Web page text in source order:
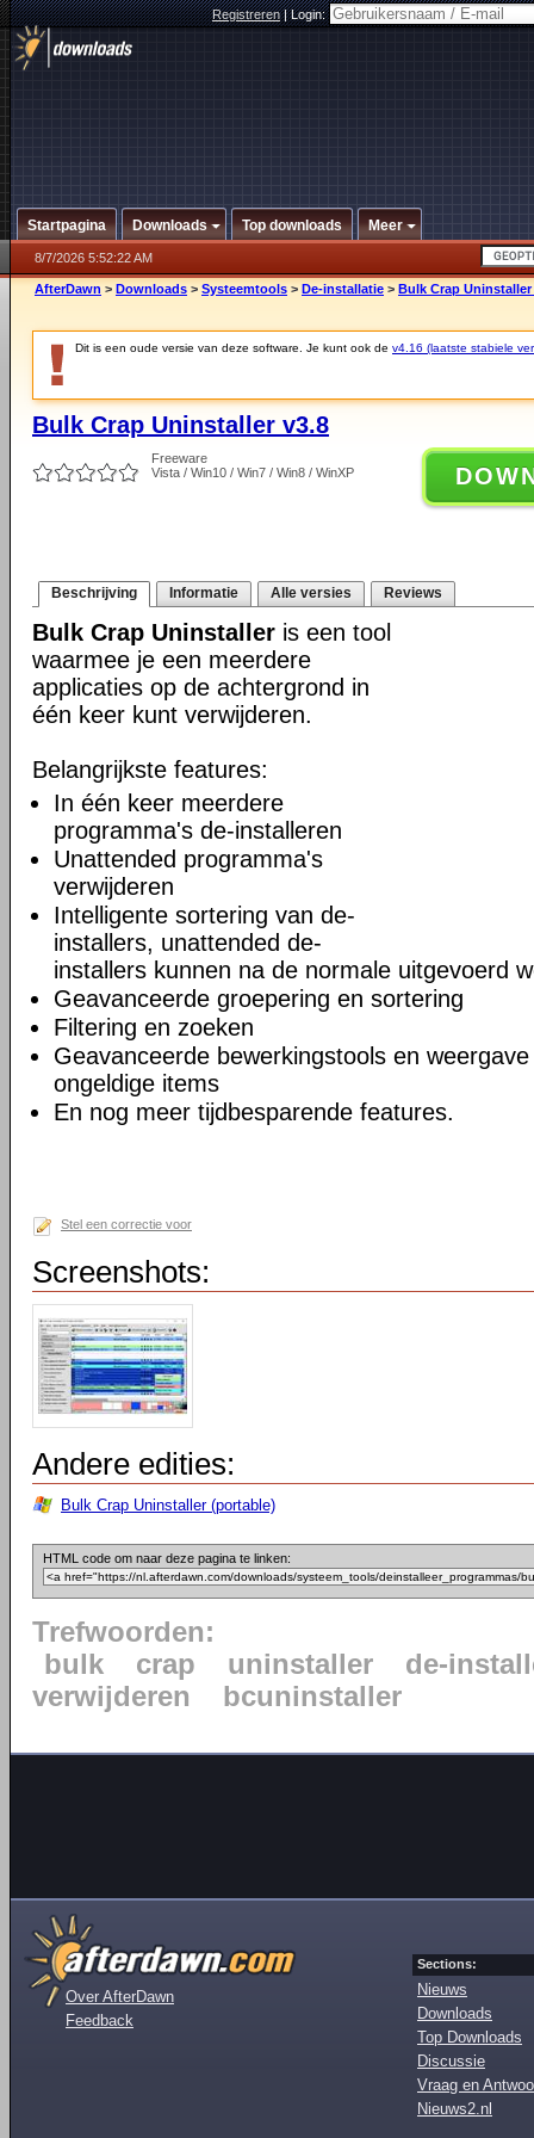
Registreren|Login:
Startpagina Downloads Top downloads Meer
8/7/2026 5:52:22 AM
AfterDawn > Downloads > Systeemtools > De-installatie > Bulk Crap Uninstaller
Dit is een oude versie van deze software. Je kunt ook de v4.16 (laatste stabiele
Bulk Crap Uninstaller v3.8
Freeware
Vista / Win10 / Win7 / Win8 / WinXP
Beschrijving Informatie Alle versies Reviews
Bulk Crap Uninstaller is een tool
waarmee je een meerdere
applicaties op de achtergrond in
één keer kunt verwijderen.
Belangrijkste features:
In één keer meerdere
programma's de-installeren
Unattended programma's
verwijderen
Intelligente sortering van de-
installers, unattended de-
installers kunnen na de normale uitgevoerd
Geavanceerde groepering en sortering
Filtering en zoeken
Geavanceerde bewerkingstools en
ongeldige items
En nog meer tijdbesparende features.
Stel een correctie voor
Screenshots:
Andere edities:
Bulk Crap Uninstaller (portable)
HTML code om naar deze pagina te linken:
Trefwoorden:
bulk
crap uninstaller
de-
verwijderen
bcuninstaller
Over AfterDawn
Feedback
Sections:
Nieuws
Downloads
Top Downloads
Discussie
Vraag en
Nieuws2.nl